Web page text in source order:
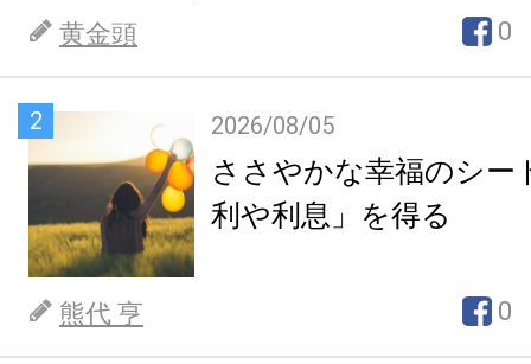
黄金頭 0
2 2026/08/05
ささやかな幸福のシー
利や利息」を得る
熊代 亨 0